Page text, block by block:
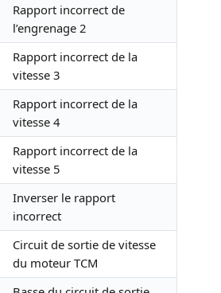
Rapport incorrect de
l’engrenage 2
Rapport incorrect de la
vitesse 3
Rapport incorrect de la
vitesse 4
Rapport incorrect de la
vitesse 5
Inverser le rapport
incorrect
Circuit de sortie de vitesse
du moteur TCM